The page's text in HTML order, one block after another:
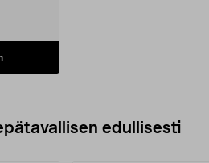
edullisesti